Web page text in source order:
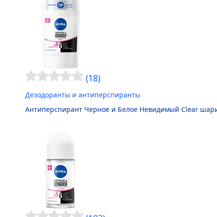
(18)
Дезодоранты и антиперспиранты
Антиперспирант Черное и Белое Невидимый Clear